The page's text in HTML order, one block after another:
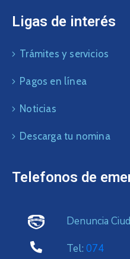
Ligas de interés
Trámites y servicios
Pagos en línea
Noticias
Descarga tu nomina
Telefonos de
Denuncia
Tel: 074